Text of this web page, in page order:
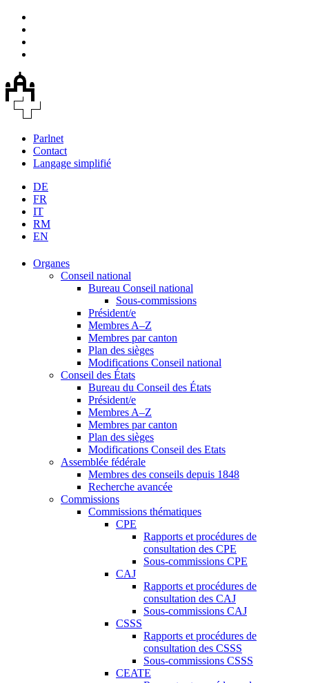
Parlnet
Contact
Langage simplifié
DE
FR
IT
RM
EN
Organes
Conseil national
Bureau Conseil national
Sous-commissions
Président/e
Membres A–Z
Membres par canton
Plan des sièges
Modifications Conseil national
Conseil des États
Bureau du Conseil des États
Président/e
Membres A–Z
Membres par canton
Plan des sièges
Modifications Conseil des Etats
Assemblée fédérale
Membres des conseils depuis 1848
Recherche avancée
Commissions
Commissions thématiques
CPE
Rapports et procédures de
consultation des CPE
Sous-commissions CPE
CAJ
Rapports et procédures de
consultation des CAJ
Sous-commissions CAJ
CSSS
Rapports et procédures de
consultation des CSSS
Sous-commissions CSSS
CEATE